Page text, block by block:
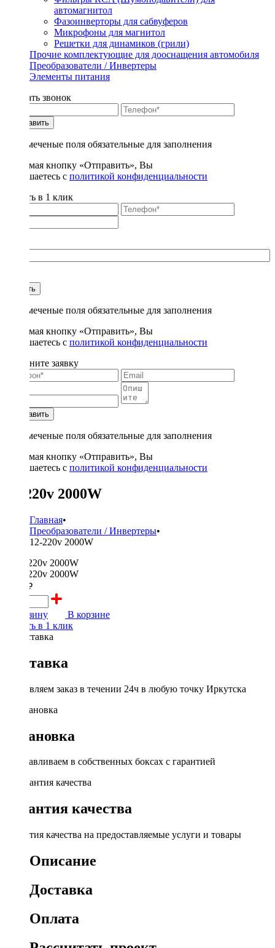
автомагнитол
Фазоинверторы для сабвуферов
Микрофоны для магнитол
Решетки для динамиков (грили)
Прочие комплектующие для дооснащения автомобиля
Преобразователи / Инвертеры
Элементы питания
Заказать звонок
Отправить
* - отмеченые поля обязательные для заполнения
Нажимая кнопку «Отправить», Вы
соглашаетесь с политикой конфиденциальности
Купить в 1 клик
Купить
* - отмеченые поля обязательные для заполнения
Нажимая кнопку «Отправить», Вы
соглашаетесь с политикой конфиденциальности
Заполните заявку
Отправить
* - отмеченые поля обязательные для заполнения
Нажимая кнопку «Отправить», Вы
соглашаетесь с политикой конфиденциальности
12-220v 2000W
Главная•
Преобразователи / Инвертеры•
12-220v 2000W
4500 ₽
В корзину
В корзине
Купить в 1 клик
Доставка
Доставляем заказ в течении 24ч в любую точку Иркутска
Установка
Устанавливаем в собственных боксах с гарантией
Гарантия качества
Гарантия качества на предоставляемые услуги и товары
Описание
Доставка
Оплата